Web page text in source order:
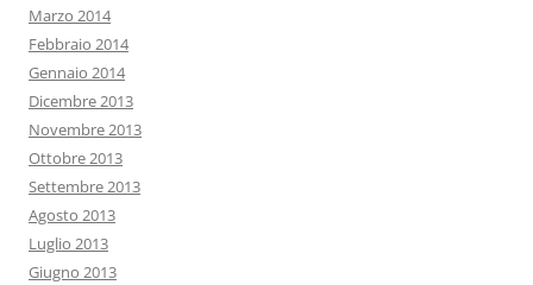
Marzo 2014
Febbraio 2014
Gennaio 2014
Dicembre 2013
Novembre 2013
Ottobre 2013
Settembre 2013
Agosto 2013
Luglio 2013
Giugno 2013